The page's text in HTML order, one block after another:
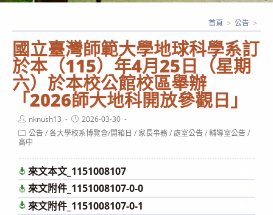
國立臺灣師範大學地球科學系訂
於本（115）年4月25日（星期
六）於本校公館校區舉辦
「2026師大地科開放參觀日」
首頁 > 公告 >
Post
author:
nknush13
Post
published:
2026-03-30
Post
category:
公告/各大學校系博覽會/開箱日 / 家長事務/處室公告/輔導室公告/
高中
來文本文_1151008107
來文附件_1151008107-0-0
來文附件_1151008107-0-1